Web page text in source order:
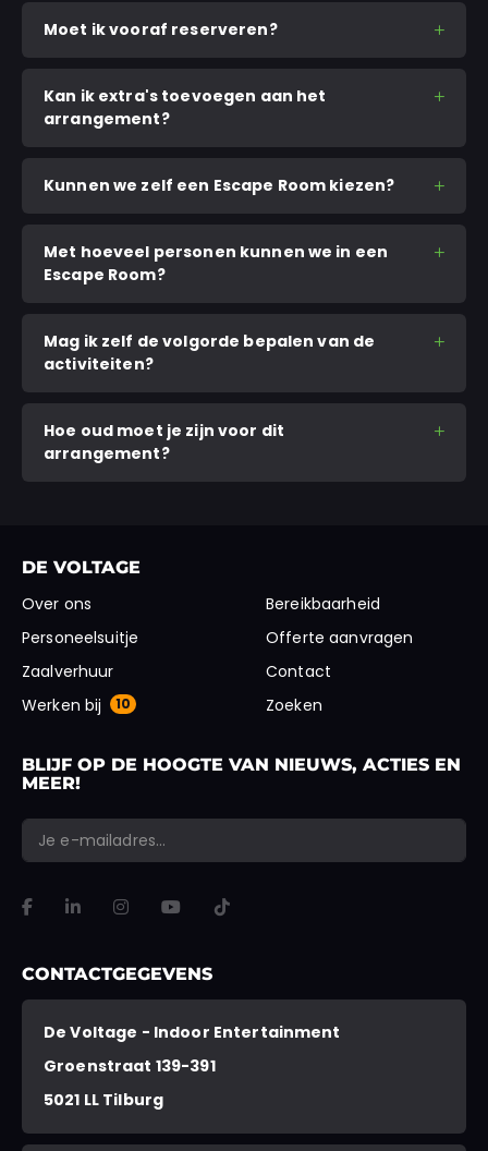
Moet ik vooraf reserveren?
Kan ik extra's toevoegen aan het
arrangement?
Kunnen we zelf een Escape Room kiezen?
Met hoeveel personen kunnen we in een
Escape Room?
Mag ik zelf de volgorde bepalen van de
activiteiten?
Hoe oud moet je zijn voor dit
arrangement?
DE VOLTAGE
Over ons
Personeelsuitje
Zaalverhuur
Werken bij
10
Bereikbaarheid
Offerte aanvragen
Contact
Zoeken
BLIJF OP DE HOOGTE VAN NIEUWS, ACTIES EN
MEER!
"*
Comments
Dit veld is bedoeld voor validatiedoeleinden en moet niet worden
E-mailadres *
CONTACTGEGEVENS
De Voltage - Indoor Entertainment
Groenstraat 139-391
5021 LL Tilburg